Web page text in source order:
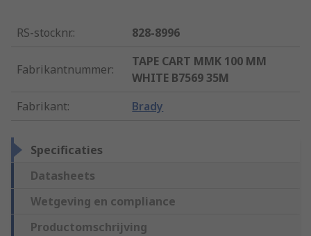
RS-stocknr.: 828-8996
Fabrikantnummer:
TAPE CART MMK 100 MM
WHITE B7569 35M
Fabrikant: Brady
Specificaties
Datasheets
Wetgeving en compliance
Productomschrijving